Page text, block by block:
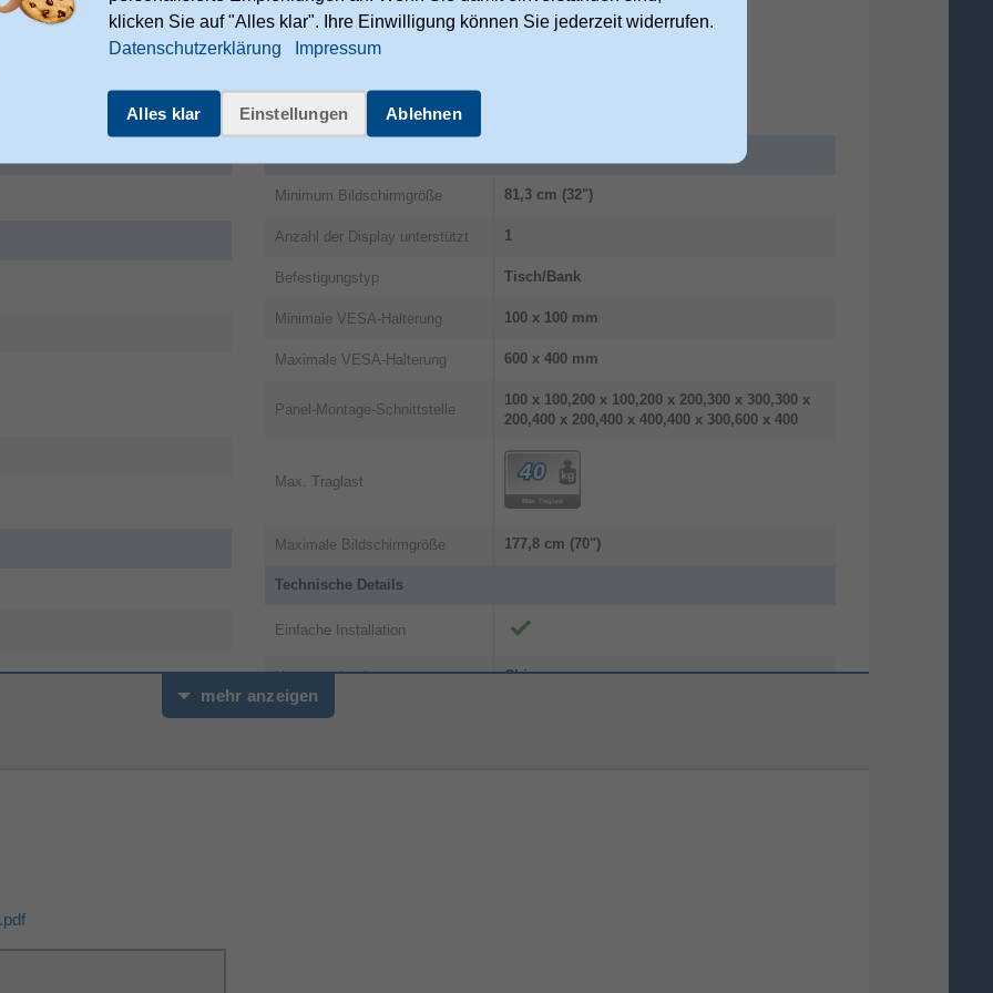
locations
Minimum Bildschirmgröße 81,3 cm (32")
Anzahl der Display unterstützt 1
Befestigungstyp Tisch/Bank
Minimale VESA-Halterung 100 x 100 mm
Maximale VESA-Halterung 600 x 400 mm
Panel-Montage-Schnittstelle
100 x 100,200 x 100,200 x 200,300 x 300,300 x
200,400 x 200,400 x 400,400 x 300,600 x 400
Max. Traglast
Maximale Bildschirmgröße 177,8 cm (70")
Technische Details
Einfache Installation
Ursprungsland China
Verpackungsinformation
mehr anzeigen
klicken Sie auf "Alles klar". Ihre Einwilligung können Sie jederzeit widerrufen.
Datenschutzerklärung
Impressum
Alles klar Einstellungen Ablehnen